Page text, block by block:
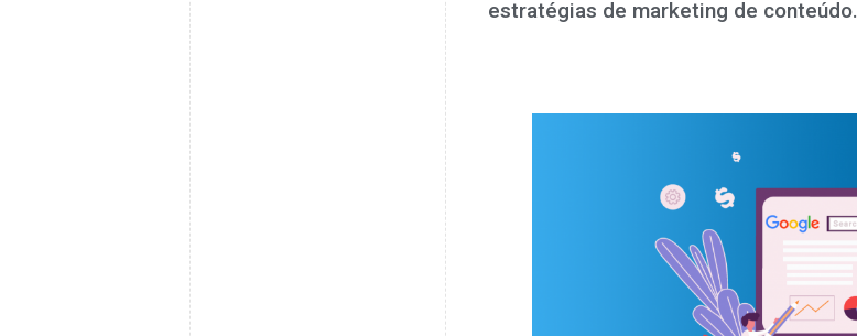
estratégias de marketing de conteúdo.